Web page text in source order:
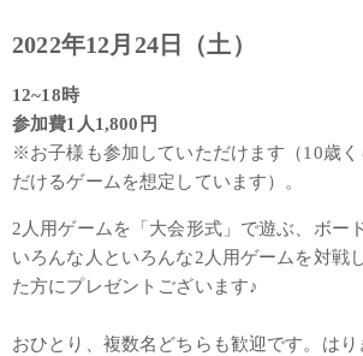
2022年12月24日（土）
12~18時
参加費1人1,800円
※お子様も参加していただけます（10歳く
だけるゲームを想定しています）。
2人用ゲームを「大会形式」で遊ぶ、ボー
いろんな人といろんな2人用ゲームを対戦
た方にプレゼントございます♪
おひとり、複数名どちらも歓迎です。はり